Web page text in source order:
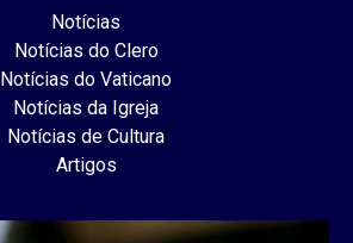
Notícias
Notícias do Clero
Notícias do Vaticano
Notícias da Igreja
Notícias de Cultura
Artigos